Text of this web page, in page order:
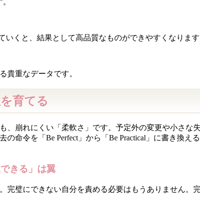
くと、結果として高品質なものができやすくなります
貴重なデータです。
育てる
、崩れにくい「柔軟さ」です。予定外の変更や小さ
命令を「Be Perfect」から「Be Practical」に書き換
きる」は翼
完璧にできない自分を責める必要はもうありません